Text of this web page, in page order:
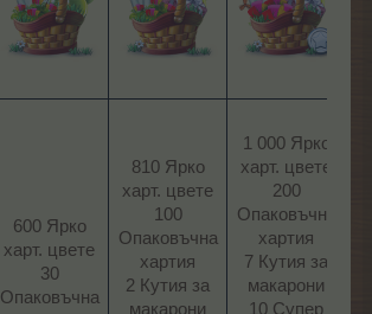
600 Ярко
харт. цвете
30
Опаковъчна
810 Ярко
харт. цвете
100
Опаковъчна
хартия
2 Кутия за
макарони
1 000 Ярко
харт. цвете
200
Опаковъчна
хартия
7 Кутия за
макарони
10 Супер